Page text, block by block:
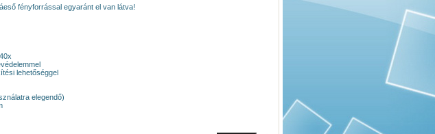
fényforrással egyaránt el van látva!
lehetőséggel
elegendő)